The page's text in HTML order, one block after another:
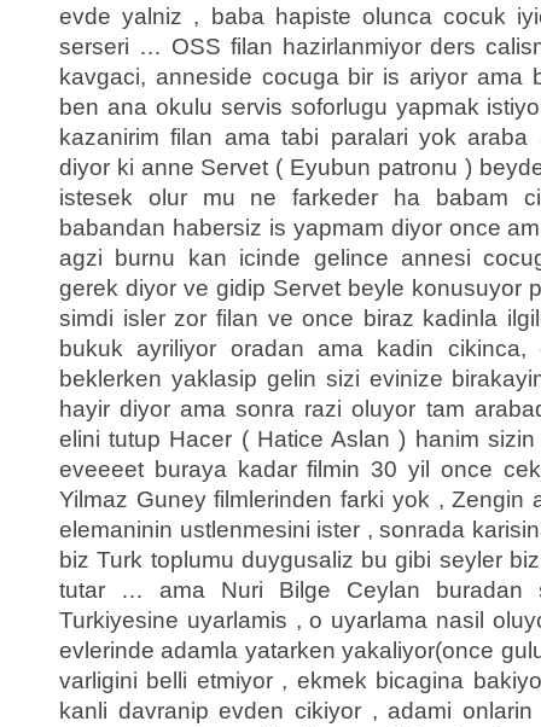
evde yalniz , baba hapiste olunca cocuk
serseri … OSS filan hazirlanmiyor ders
kavgaci, anneside cocuga bir is ariyor
ben ana okulu servis soforlugu yapmak
kazanirim filan ama tabi paralari yok
diyor ki anne Servet ( Eyubun patronu )
istesek olur mu ne farkeder ha babam
babandan habersiz is yapmam diyor once
agzi burnu kan icinde gelince annesi
gerek diyor ve gidip Servet beyle konusuyor
simdi isler zor filan ve once biraz kadinla
bukuk ayriliyor oradan ama kadin cikinca,
beklerken yaklasip gelin sizi evinize
hayir diyor ama sonra razi oluyor tam
elini tutup Hacer ( Hatice Aslan ) hanim
eveeeet buraya kadar filmin 30 yil once
Yilmaz Guney filmlerinden farki yok , Zengin
elemaninin ustlenmesini ister , sonrada
biz Turk toplumu duygusaliz bu gibi seyler
tutar … ama Nuri Bilge Ceylan buradan
Turkiyesine uyarlamis , o uyarlama nasil
evlerinde adamla yatarken yakaliyor(once
varligini belli etmiyor , ekmek bicagina
kanli davranip evden cikiyor , adami